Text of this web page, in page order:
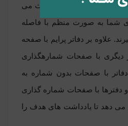
دارد که این مدل خط کشی باعث می
شما به صورت منظم با فاصله
. علاوه بر دفاتر پرایم با صفحه
دیگری با صفحات شماره‏گذاری
با صفحات بدون شماره به
دفترها با صفحات شماره گذاری
می دهد تا یادداشت های هدف را